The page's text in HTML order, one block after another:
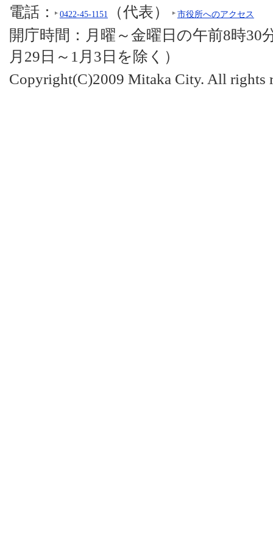
電話：
0422-45-1151 （代表） 市役所へのアクセス
開庁時間：月曜～金曜日の午前8時30
月29日～1月3日を除く）
Copyright(C)2009 Mitaka City. All rights